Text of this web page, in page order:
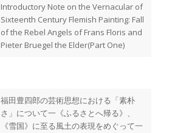
Introductory Note on the Vernacular of
Sixteenth Century Flemish Painting: Fall
of the Rebel Angels of Frans Floris and
Pieter Bruegel the Elder(Part One)
福田豊四郎の芸術思想における「素朴
さ」について一《ふるさとへ帰る》、
《雪国》に至る風土の表現をめぐって一